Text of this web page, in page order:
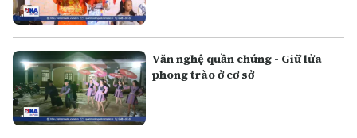
Văn nghệ quần chúng - Giữ lửa
phong trào ở cơ sở